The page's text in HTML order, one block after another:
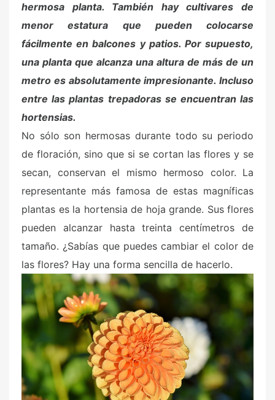
hermosa planta. También hay cultivares de
menor estatura que pueden colocarse
fácilmente en balcones y patios. Por supuesto,
una planta que alcanza una altura de más de un
metro es absolutamente impresionante. Incluso
entre las plantas trepadoras se encuentran las
hortensias.
No sólo son hermosas durante todo su periodo
de floración, sino que si se cortan las flores y se
secan, conservan el mismo hermoso color. La
representante más famosa de estas magníficas
plantas es la hortensia de hoja grande. Sus flores
pueden alcanzar hasta treinta centímetros de
tamaño. ¿Sabías que puedes cambiar el color de
las flores? Hay una forma sencilla de hacerlo.